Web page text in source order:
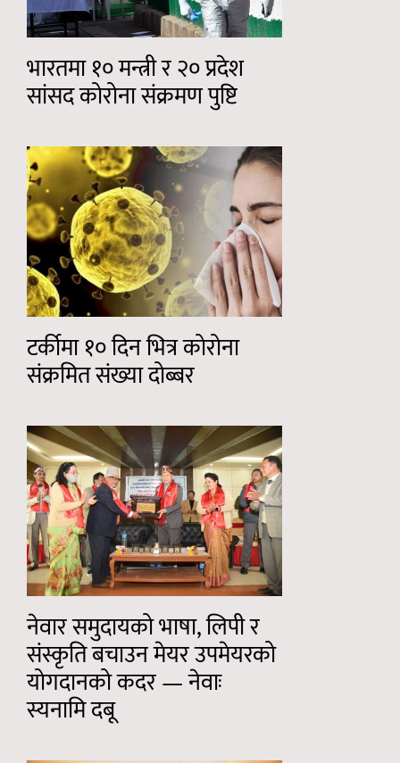
भारतमा १० मन्त्री र २० प्रदेश
सांसद कोरोना संक्रमण पुष्टि
टर्कीमा १० दिन भित्र कोरोना
संक्रमित संख्या दोब्बर
नेवार समुदायको भाषा, लिपी र
संस्कृति बचाउन मेयर उपमेयरको
योगदानको कदर — नेवाः
स्यनामि दबू